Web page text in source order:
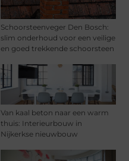
Schoorsteenveger Den Bosch:
slim onderhoud voor een veilige
en goed trekkende schoorsteen
Van kaal beton naar een warm
thuis: Interieurbouw in
Nijkerkse nieuwbouw